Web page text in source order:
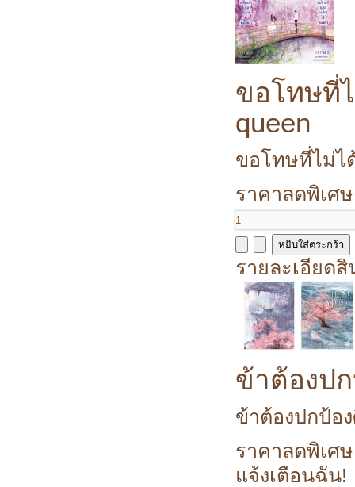
ขอโทษที่
queen
ขอโทษที่ไม่ไ
ราคาลดพิเศ
รายละเอียด
ข้าต้องป
ข้าต้องปกป้อ
ราคาลดพิเศ
แจ้งเตือนฉัน!